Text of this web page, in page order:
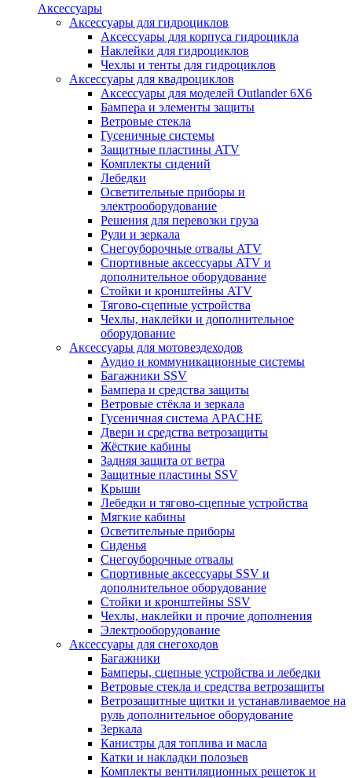
Аксессуары
Аксессуары для гидроциклов
Аксессуары для корпуса гидроцикла
Наклейки для гидроциклов
Чехлы и тенты для гидроциклов
Аксессуары для квадроциклов
Аксессуары для моделей Outlander 6X6
Бампера и элементы защиты
Ветровые стекла
Гусеничные системы
Защитные пластины ATV
Комплекты сидений
Лебедки
Осветительные приборы и
электрооборудование
Решения для перевозки груза
Рули и зеркала
Снегоуборочные отвалы ATV
Спортивные аксессуары ATV и
дополнительное оборудование
Стойки и кронштейны ATV
Тягово-сцепные устройства
Чехлы, наклейки и дополнительное
оборудование
Аксессуары для мотовездеходов
Аудио и коммуникационные системы
Багажники SSV
Бампера и средства защиты
Ветровые стёкла и зеркала
Гусеничная система APACHE
Двери и средства ветрозащиты
Жёсткие кабины
Задняя защита от ветра
Защитные пластины SSV
Крыши
Лебедки и тягово-сцепные устройства
Мягкие кабины
Осветительные приборы
Сиденья
Снегоуборочные отвалы
Спортивные аксессуары SSV и
дополнительное оборудование
Стойки и кронштейны SSV
Чехлы, наклейки и прочие дополнения
Электрооборудование
Аксессуары для снегоходов
Багажники
Бамперы, сцепные устройства и лебедки
Ветровые стекла и средства ветрозащиты
Ветрозащитные щитки и устанавливаемое на
руль дополнительное оборудование
Зеркала
Канистры для топлива и масла
Катки и накладки полозьев
Комплекты вентиляционных решеток и